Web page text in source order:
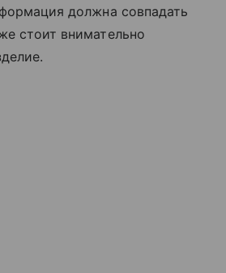
должна совпадать
стоит внимательно